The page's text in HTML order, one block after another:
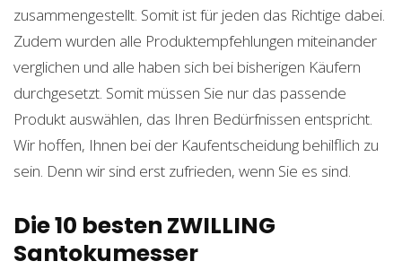
zusammengestellt. Somit ist für jeden das Richtige dabei.
Zudem wurden alle Produktempfehlungen miteinander
verglichen und alle haben sich bei bisherigen Käufern
durchgesetzt. Somit müssen Sie nur das passende
Produkt auswählen, das Ihren Bedürfnissen entspricht.
Wir hoffen, Ihnen bei der Kaufentscheidung behilflich zu
sein. Denn wir sind erst zufrieden, wenn Sie es sind.
Die 10 besten ZWILLING
Santokumesser